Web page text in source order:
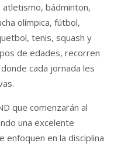
atletismo, bádminton,
olímpica, fútbol,
tenis, squash y
de edades, recorren
cada jornada les
que comenzarán al
una excelente
enfoquen en la disciplina